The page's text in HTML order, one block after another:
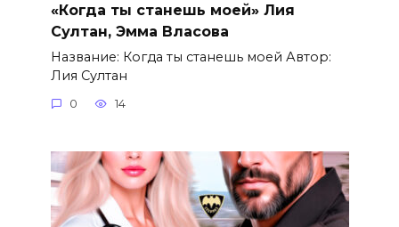
«Когда ты станешь моей» Лия
Султан, Эмма Власова
Название: Когда ты станешь моей Автор:
Лия Султан
0 14